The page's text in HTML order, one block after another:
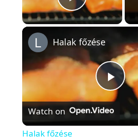
Play
P
l
Halak főzése
Watch on
Halak főzése